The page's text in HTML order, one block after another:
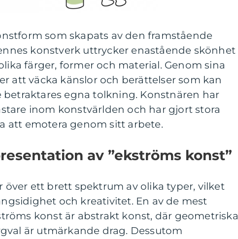
som skapats av den framstående
konstverk uttrycker enastående skönhet
färger, former och material. Genom sina
att väcka känslor och berättelser som kan
betraktares egna tolkning. Konstnären har
inom konstvärlden och har gjort stora
att emotera genom sitt arbete.
av ”ekströms konst”
över ett brett spektrum av olika typer, vilket
och kreativitet. En av de mest
konst är abstrakt konst, där geometriska
är utmärkande drag. Dessutom